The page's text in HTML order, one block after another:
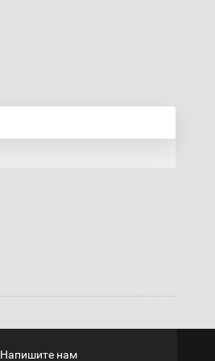
Напишите нам